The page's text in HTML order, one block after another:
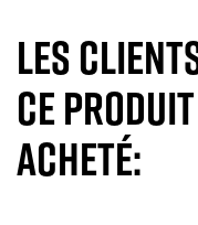
Les
ce
acheté: